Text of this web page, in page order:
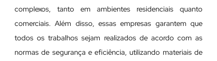
complexos, tanto em ambientes residenciais quanto
comerciais. Além disso, essas empresas garantem que
todos os trabalhos sejam realizados de acordo com as
normas de segurança e eficiência, utilizando materiais de